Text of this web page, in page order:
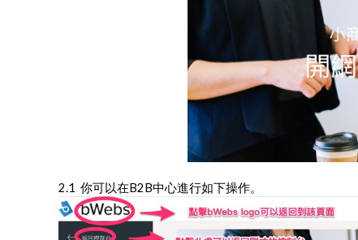
2.1  你可以在B2B中心進行如下操作。